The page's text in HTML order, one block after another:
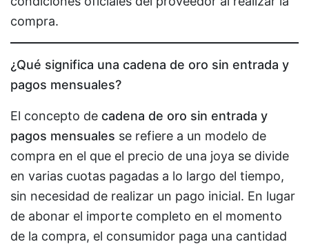
compra.
¿Qué significa una cadena de oro sin entrada y
pagos mensuales?
El concepto de cadena de oro sin entrada y
pagos mensuales se refiere a un modelo de
compra en el que el precio de una joya se divide
en varias cuotas pagadas a lo largo del tiempo,
sin necesidad de realizar un pago inicial. En lugar
de abonar el importe completo en el momento
de la compra, el consumidor paga una cantidad